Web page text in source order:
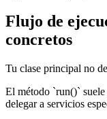
Flujo de
concretos
Tu clase principal no
El método `run()`
delegar a servicios